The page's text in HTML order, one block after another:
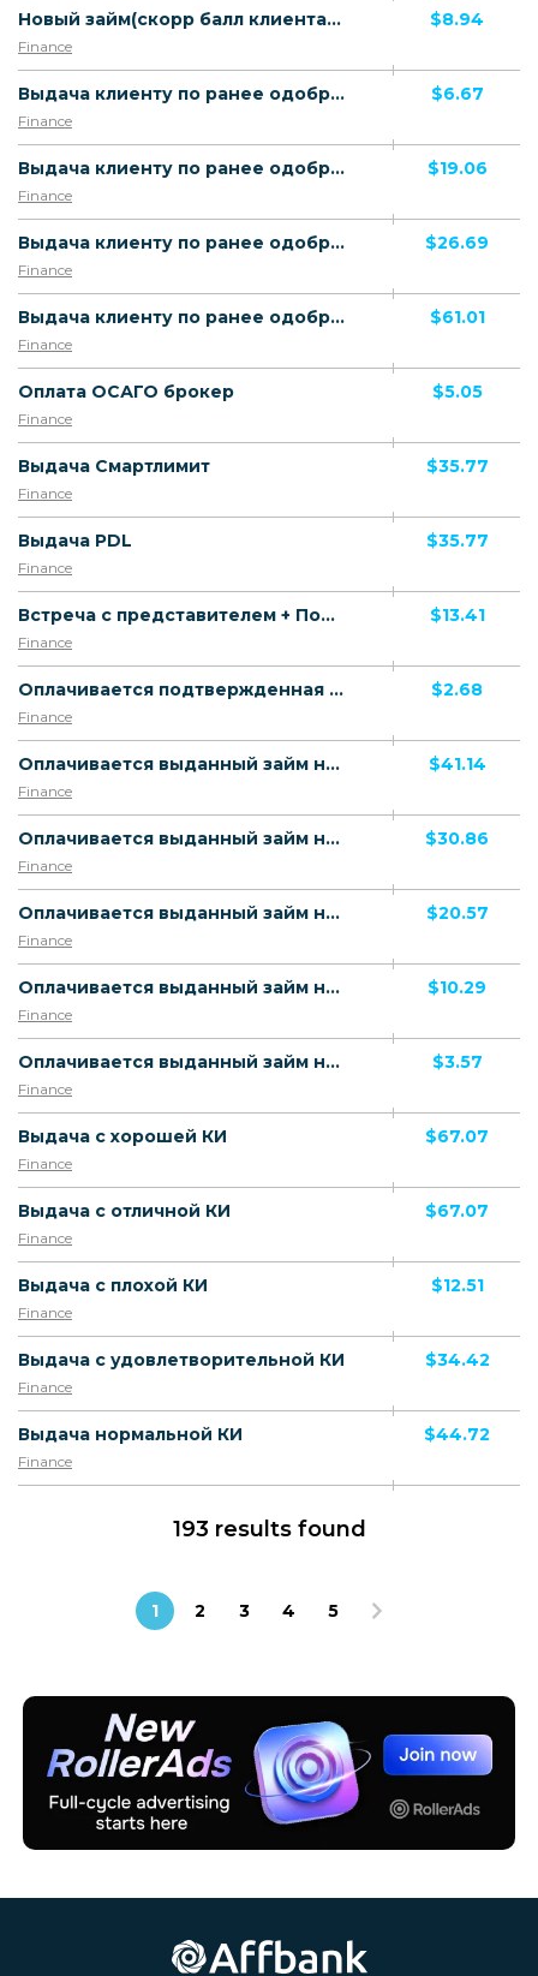
Новый займ(скорр балл клиента 45)
Finance
$8.94
Выдача клиенту по ранее одобренной заявке (до 100 тыс руб)
Finance
$6.67
Выдача клиенту по ранее одобренной заявке (до 250 000 руб)
Finance
$19.06
Выдача клиенту по ранее одобренной заявке (от 250 001 до 650 000 руб))
Finance
$26.69
Выдача клиенту по ранее одобренной заявке (от 650 001 руб)
Finance
$61.01
Оплата ОСАГО брокер
Finance
$5.05
Выдача Смартлимит
Finance
$35.77
Выдача PDL
Finance
$35.77
Встреча с представителем + Покупка дороже 100 ₽ новым клиентом
Finance
$13.41
Оплачивается подтвержденная уникальная анкета с привязкой карты
Finance
$2.68
Оплачивается выданный займ новому клиенту (Отличная КИ)
Finance
$41.14
Оплачивается выданный займ новому клиенту (Хорошая КИ)
Finance
$30.86
Оплачивается выданный займ новому клиенту (Средняя КИ)
Finance
$20.57
Оплачивается выданный займ новому клиенту (Плохая КИ)
Finance
$10.29
Оплачивается выданный займ новому клиенту (Ужасная КИ)
Finance
$3.57
Выдача с хорошей КИ
Finance
$67.07
Выдача с отличной КИ
Finance
$67.07
Выдача с плохой КИ
Finance
$12.51
Выдача с удовлетворительной КИ
Finance
$34.42
Выдача нормальной КИ
Finance
$44.72
193 results found
1 2 3 4 5